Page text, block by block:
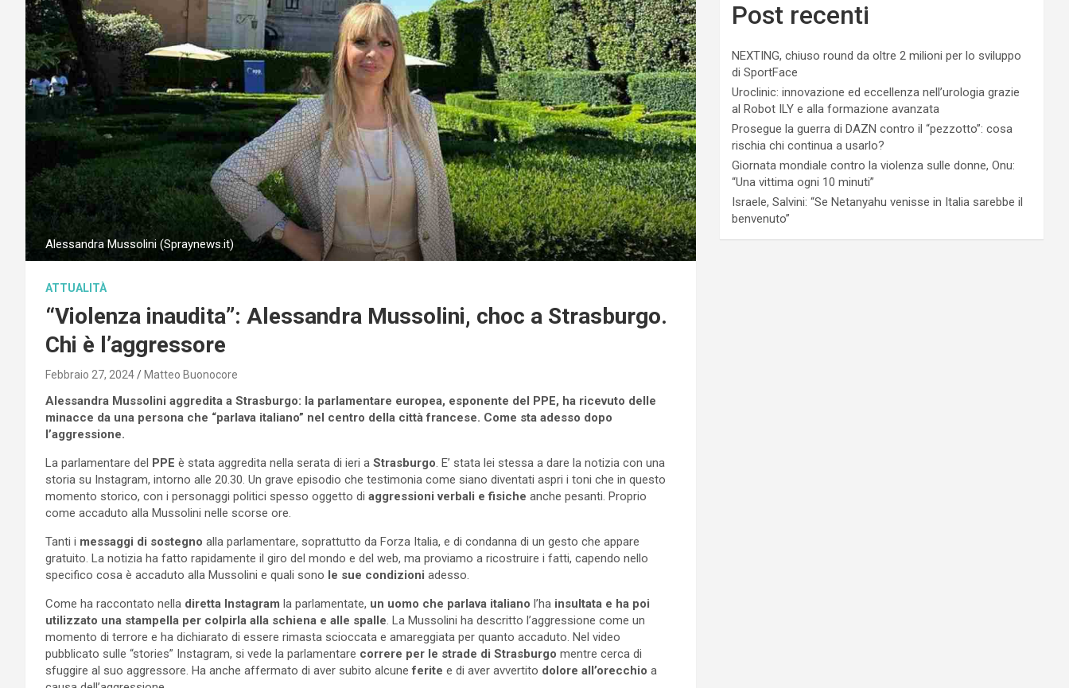
Alessandra Mussolini (Spraynews.it)
ATTUALITÀ
“Violenza inaudita”: Alessandra Mussolini, choc a Strasburgo.
Chi è l’aggressore
Febbraio 27, 2024 Matteo Buonocore
Alessandra Mussolini aggredita a Strasburgo: la parlamentare europea, esponente del PPE, ha ricevuto delle
minacce da una persona che “parlava italiano” nel centro della città francese. Come sta adesso dopo
l’aggressione.
La parlamentare del PPE è stata aggredita nella serata di ieri a Strasburgo . E’ stata lei stessa a dare la notizia con una
storia su Instagram, intorno alle 20.30. Un grave episodio che testimonia come siano diventati aspri i toni che in questo
momento storico, con i personaggi politici spesso oggetto di aggressioni verbali e fisiche anche pesanti. Proprio
come accaduto alla Mussolini nelle scorse ore.
Tanti i messaggi di sostegno alla parlamentare, soprattutto da Forza Italia, e di condanna di un gesto che appare
gratuito. La notizia ha fatto rapidamente il giro del mondo e del web, ma proviamo a ricostruire i fatti, capendo nello
specifico cosa è accaduto alla Mussolini e quali sono le sue condizioni adesso.
Come ha raccontato nella diretta Instagram la parlamentate, un uomo che parlava italiano l’ha insultata e ha poi
utilizzato una stampella per colpirla alla schiena e alle spalle . La Mussolini ha descritto l’aggressione come un
momento di terrore e ha dichiarato di essere rimasta scioccata e amareggiata per quanto accaduto. Nel video
pubblicato sulle “stories” Instagram, si vede la parlamentare correre per le strade di Strasburgo mentre cerca di
sfuggire al suo aggressore. Ha anche affermato di aver subito alcuneferite e di aver avvertito dolore all’orecchio a
Post recenti
NEXTING, chiuso round da oltre 2 milioni per lo sviluppo
di SportFace
Uroclinic: innovazione ed eccellenza nell’urologia grazie
al Robot ILY e alla formazione avanzata
Prosegue la guerra di DAZN contro il “pezzotto”: cosa
rischia chi continua a usarlo?
Giornata mondiale contro la violenza sulle donne, Onu:
“Una vittima ogni 10 minuti”
Israele, Salvini: “Se Netanyahu venisse in Italia sarebbe il
benvenuto”